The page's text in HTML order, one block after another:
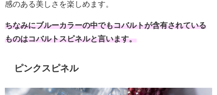
感のある美しさを楽しめます。
ちなみにブルーカラーの中でもコバルトが含有されている
ものはコバルトスピネルと言います。
ピンクスピネル